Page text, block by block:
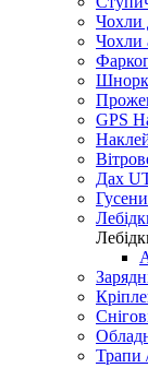
Чохли
Чохли
GPS
Дах
Трапи